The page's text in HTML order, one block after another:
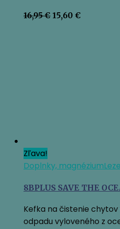
16,95€ Pôvodná
15,60 €
Zľava!
Doplnky, magnézium
8BPLUS SAVE THE
Kefka na čistenie
odpadu vyloveného z